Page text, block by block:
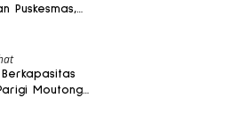
Puskesmas,
Moutong